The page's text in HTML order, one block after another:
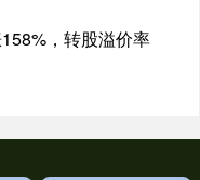
，转股溢价率